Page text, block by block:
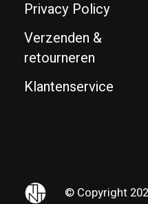
Privacy Policy
Verzenden &
retourneren
Klantenservice
© Copyright